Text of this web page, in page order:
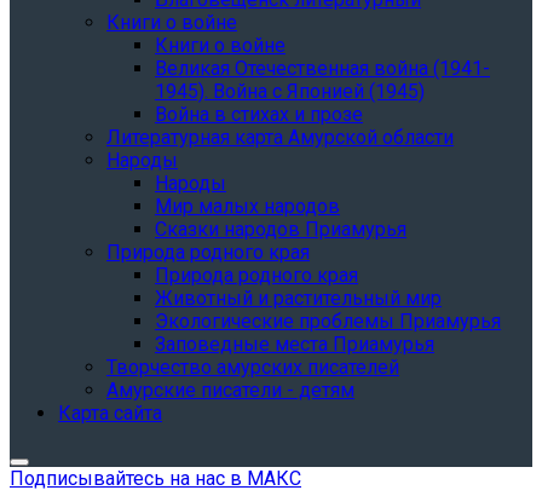
Книги о войне
Книги о войне
Великая Отечественная война (1941-
1945). Война с Японией (1945)
Война в стихах и прозе
Литературная карта Амурской области
Народы
Народы
Мир малых народов
Сказки народов Приамурья
Природа родного края
Природа родного края
Животный и растительный мир
Экологические проблемы Приамурья
Заповедные места Приамурья
Творчество амурских писателей
Амурские писатели - детям
Карта сайта
Подписывайтесь на нас в МАКС